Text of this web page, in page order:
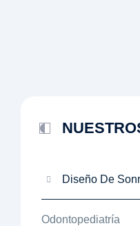
Diseño De
Odontopediatría